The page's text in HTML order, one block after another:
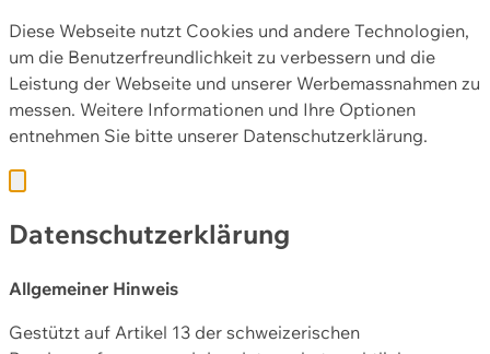
Diese Webseite nutzt Cookies und andere Technologien,
um die Benutzerfreundlichkeit zu verbessern und die
Leistung der Webseite und unserer Werbemassnahmen zu
messen. Weitere Informationen und Ihre Optionen
entnehmen Sie bitte unserer Datenschutzerklärung.
Datenschutzerklärung
Allgemeiner Hinweis
Gestützt auf Artikel 13 der schweizerischen